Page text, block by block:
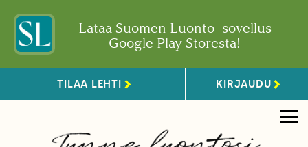
Lataa Suomen Luonto -sovellus
Google Play Storesta!
TILAA LEHTI KIRJAUDU